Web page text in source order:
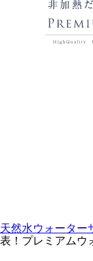
天然水ウォーター
表！プレミアムウ